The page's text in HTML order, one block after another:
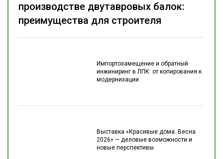
Импортозамещение и обратный
инжиниринг в ЛПК: от копирования к
модернизации
Выставка «Красивые дома. Весна
2026» — деловые возможности и
новые перспективы
производстве двутавровых балок:
преимущества для строителя